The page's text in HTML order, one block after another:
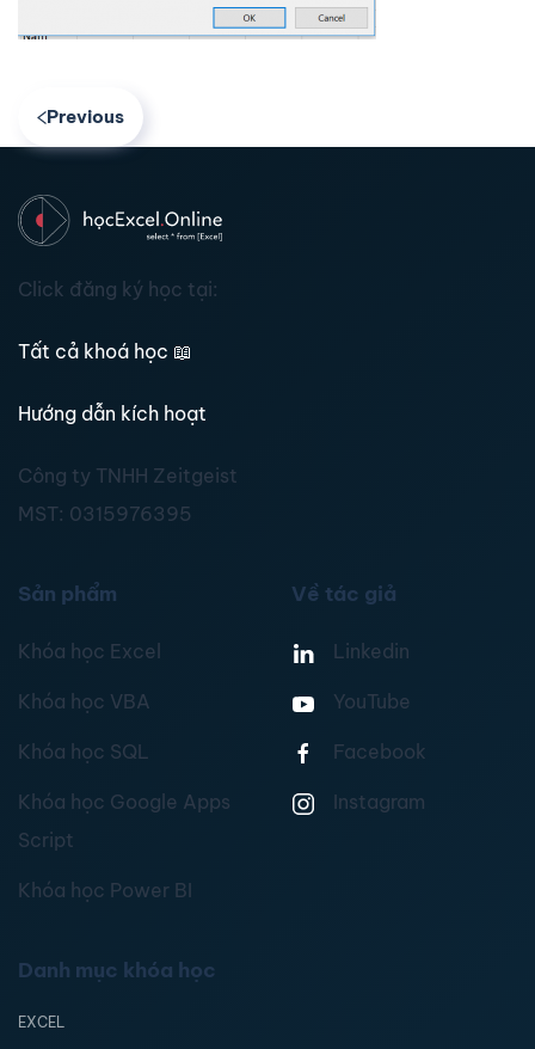
Previous
Click đăng ký học tại:
Tất cả khoá học 📖
Hướng dẫn kích hoạt
Công ty TNHH Zeitgeist
MST: 0315976395
Sản phẩm
Khóa học Excel
Khóa học VBA
Khóa học SQL
Khóa học Google Apps
Script
Khóa học Power BI
Về tác giả
Linkedin
YouTube
Facebook
Instagram
Danh mục khóa học
EXCEL